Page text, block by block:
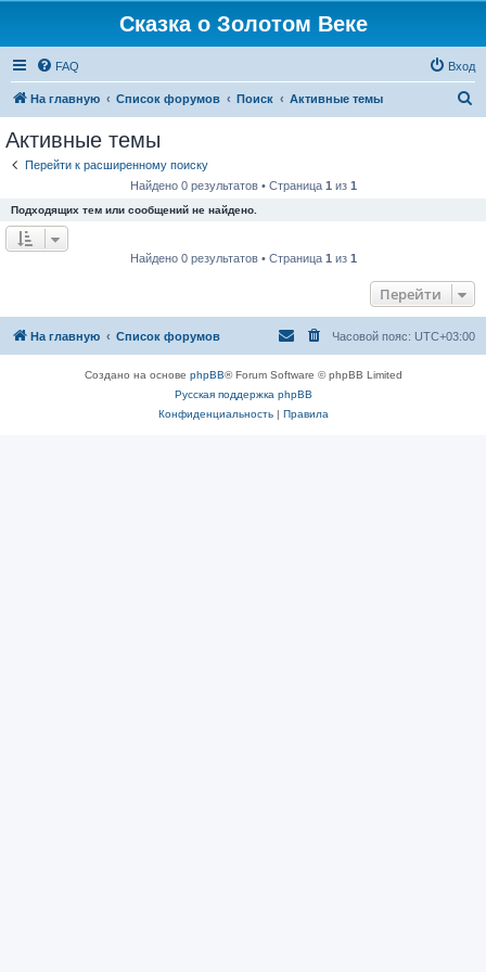
Сказка о Золотом Веке
FAQ Вход
На главную Список форумов Поиск Активные темы
Активные темы
Перейти к расширенному поиску
Найдено 0 результатов • Страница 1 из 1
Подходящих тем или сообщений не найдено.
Найдено 0 результатов • Страница 1 из 1
Перейти
На главную Список форумов Часовой пояс: UTC+03:00
Создано на основе phpBB® Forum Software © phpBB Limited
Русская поддержка phpBB
Конфиденциальность| Правила